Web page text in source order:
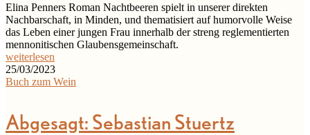
Elina Penners Roman Nachtbeeren spielt in unserer direkten
Nachbarschaft, in Minden, und thematisiert auf humorvolle Weise
das Leben einer jungen Frau innerhalb der streng reglementierten
mennonitischen Glaubensgemeinschaft.
weiterlesen
25/03/2023
Buch zum Wein
Abgesagt: Sebastian Stuertz